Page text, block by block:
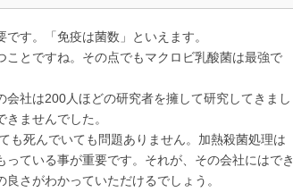
す。「免疫は菌数」といえます。
とですね。その点でもマクロビ乳酸菌は最強で
社は200人ほどの研究者を擁して研究してきまし
ませんでした。
死んでいても問題ありません。加熱殺菌処理は
ている事が重要です。それが、その会社にはでき
さがわかっていただけるでしょう。